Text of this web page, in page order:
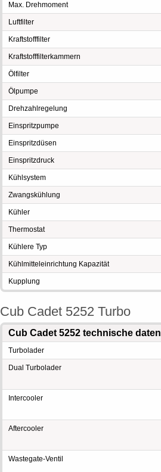
Max. Drehmoment
Luftfilter
Kraftstofffilter
Kraftstofffilterkammern
Ölfilter
Ölpumpe
Drehzahlregelung
Einspritzpumpe
Einspritzdüsen
Einspritzdruck
Kühlsystem
Zwangskühlung
Kühler
Thermostat
Kühlere Typ
Kühlmitteleinrichtung Kapazität
Kupplung
Cub Cadet 5252 Turbo
Cub Cadet 5252 technische daten
Turbolader
Dual Turbolader
Intercooler
Aftercooler
Wastegate-Ventil